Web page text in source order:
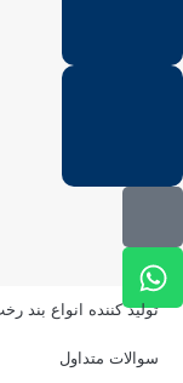
تولید کننده انواع بند رخت
سوالات متداول